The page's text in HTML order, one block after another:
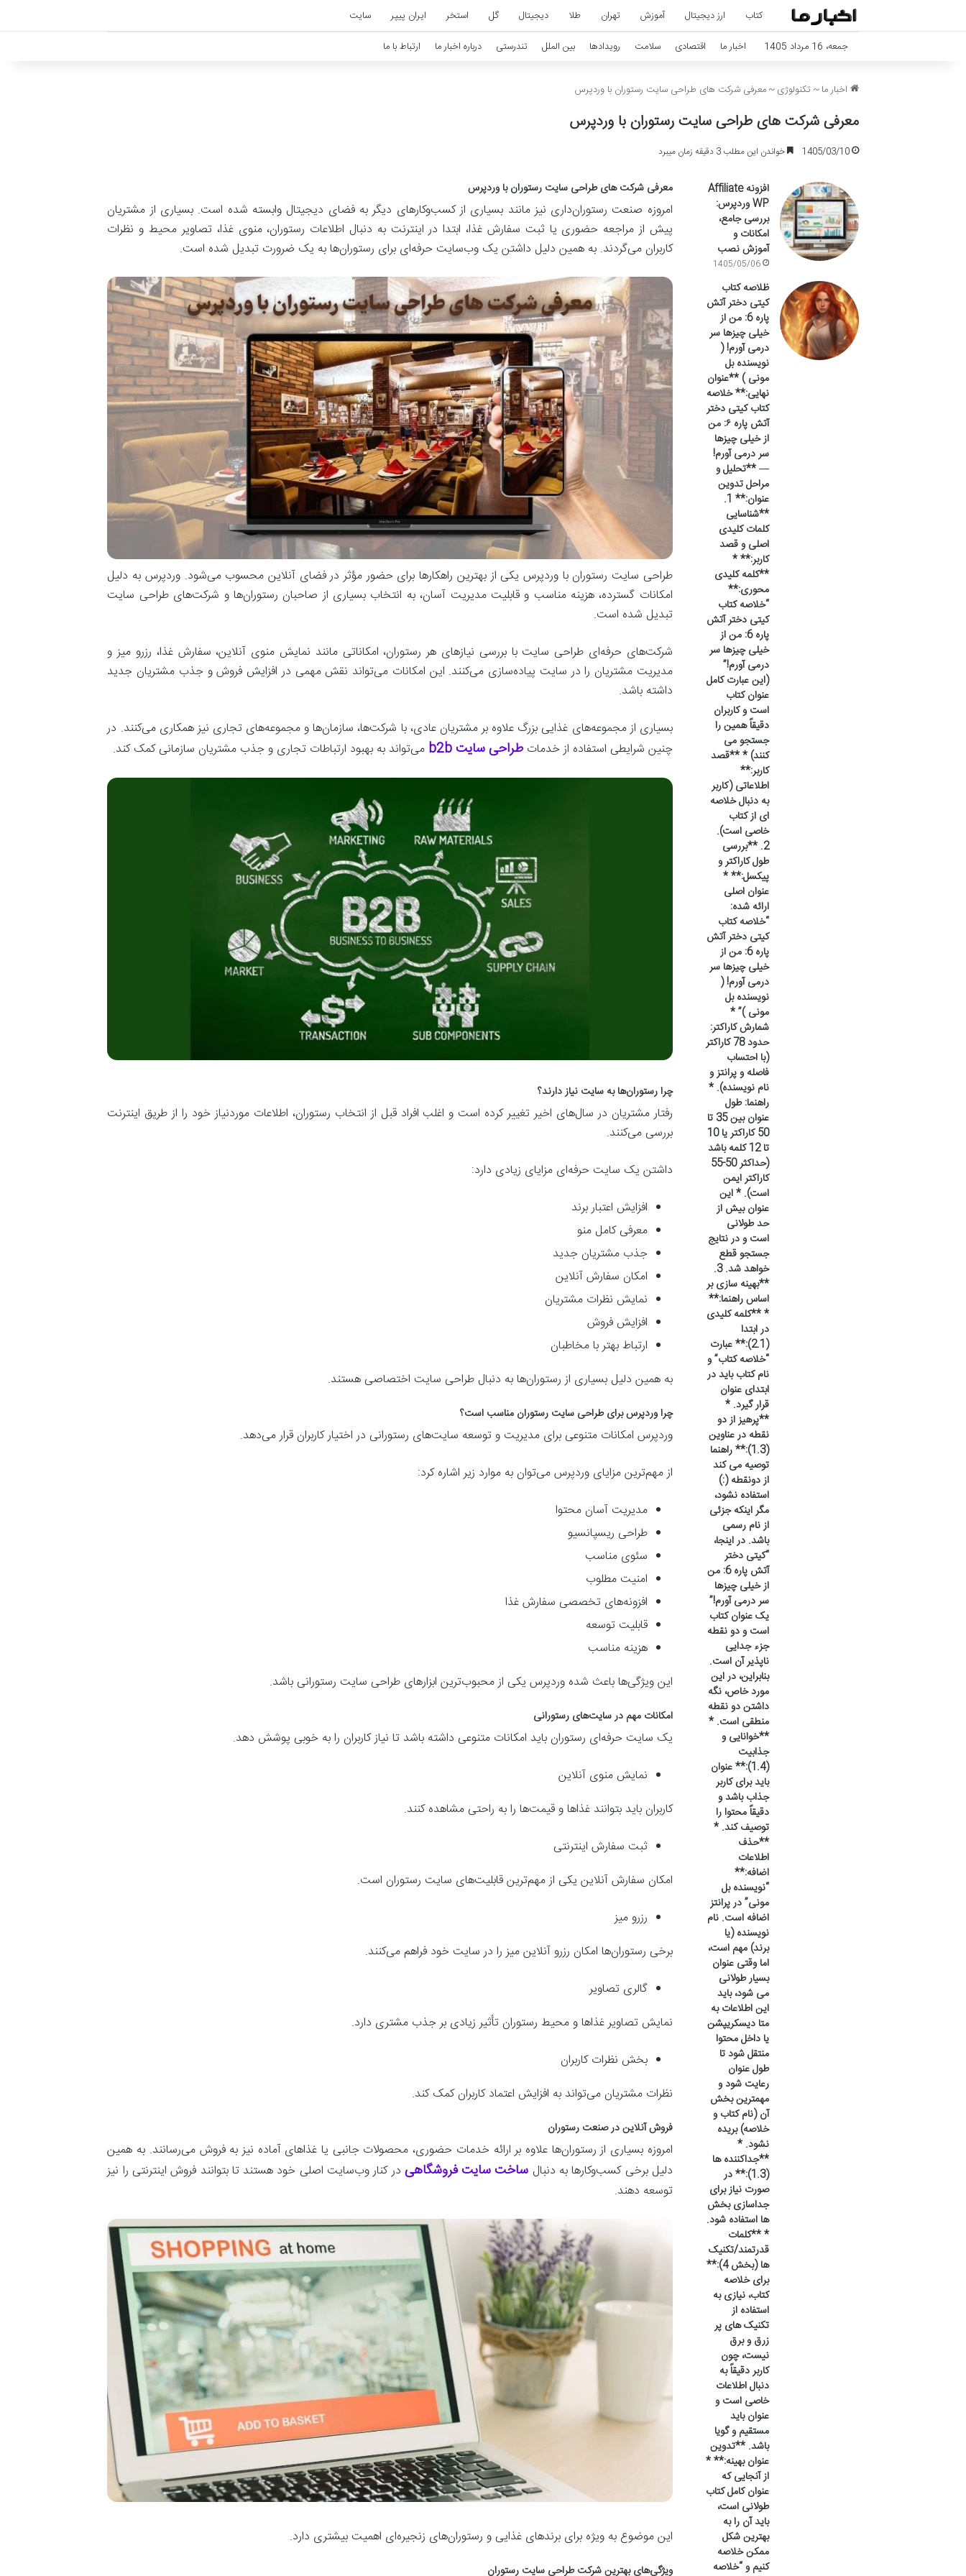
کتاب ارز دیجیتال آموزش تهران طلا دیجیتال گل استخر ایران پیپر
سایت
جمعه، 16 مرداد 1405
اخبار ما اقتصادی سلامت رویدادها بین الملل تندرستی درباره اخبار ما ارتباط با ما
اخبار ما ~ تکنولوژی ~ معرفی شرکت های طراحی سایت رستوران با وردپرس
معرفی شرکت های طراحی سایت رستوران با وردپرس
1405/03/10 خواندن این مطلب 3 دقیقه زمان میبرد
معرفی شرکت های طراحی سایت رستوران با وردپرس
امروزه صنعت رستوران‌داری نیز مانند بسیاری از کسب‌وکارهای دیگر به فضای دیجیتال وابسته شده است. بسیاری از مشتریان
پیش از مراجعه حضوری یا ثبت سفارش غذا، ابتدا در اینترنت به دنبال اطلاعات رستوران، منوی غذا، تصاویر محیط و نظرات
کاربران می‌گردند. به همین دلیل داشتن یک وب‌سایت حرفه‌ای برای رستوران‌ها به یک ضرورت تبدیل شده است.
طراحی سایت رستوران با وردپرس یکی از بهترین راهکارها برای حضور مؤثر در فضای آنلاین محسوب می‌شود. وردپرس به دلیل
امکانات گسترده، هزینه مناسب و قابلیت مدیریت آسان، به انتخاب بسیاری از صاحبان رستوران‌ها و شرکت‌های طراحی سایت
تبدیل شده است.
شرکت‌های حرفه‌ای طراحی سایت با بررسی نیازهای هر رستوران، امکاناتی مانند نمایش منوی آنلاین، سفارش غذا، رزرو میز و
مدیریت مشتریان را در سایت پیاده‌سازی می‌کنند. این امکانات می‌تواند نقش مهمی در افزایش فروش و جذب مشتریان جدید
داشته باشد.
بسیاری از مجموعه‌های غذایی بزرگ علاوه بر مشتریان عادی، با شرکت‌ها، سازمان‌ها و مجموعه‌های تجاری نیز همکاری می‌کنند. در
چنین شرایطی استفاده از خدماتطراحی سایت b2b می‌تواند به بهبود ارتباطات تجاری و جذب مشتریان سازمانی کمک کند.
چرا رستوران‌ها به سایت نیاز دارند؟
رفتار مشتریان در سال‌های اخیر تغییر کرده است و اغلب افراد قبل از انتخاب رستوران، اطلاعات موردنیاز خود را از طریق اینترنت
بررسی می‌کنند.
داشتن یک سایت حرفه‌ای مزایای زیادی دارد:
افزایش اعتبار برند
معرفی کامل منو
جذب مشتریان جدید
امکان سفارش آنلاین
نمایش نظرات مشتریان
افزایش فروش
ارتباط بهتر با مخاطبان
به همین دلیل بسیاری از رستوران‌ها به دنبال طراحی سایت اختصاصی هستند.
چرا وردپرس برای طراحی سایت رستوران مناسب است؟
وردپرس امکانات متنوعی برای مدیریت و توسعه سایت‌های رستورانی در اختیار کاربران قرار می‌دهد.
از مهم‌ترین مزایای وردپرس می‌توان به موارد زیر اشاره کرد:
مدیریت آسان محتوا
طراحی ریسپانسیو
سئوی مناسب
امنیت مطلوب
افزونه‌های تخصصی سفارش غذا
قابلیت توسعه
هزینه مناسب
این ویژگی‌ها باعث شده وردپرس یکی از محبوب‌ترین ابزارهای طراحی سایت رستورانی باشد.
امکانات مهم در سایت‌های رستورانی
یک سایت حرفه‌ای رستوران باید امکانات متنوعی داشته باشد تا نیاز کاربران را به خوبی پوشش دهد.
نمایش منوی آنلاین
کاربران باید بتوانند غذاها و قیمت‌ها را به راحتی مشاهده کنند.
ثبت سفارش اینترنتی
امکان سفارش آنلاین یکی از مهم‌ترین قابلیت‌های سایت رستوران است.
رزرو میز
برخی رستوران‌ها امکان رزرو آنلاین میز را در سایت خود فراهم می‌کنند.
گالری تصاویر
نمایش تصاویر غذاها و محیط رستوران تأثیر زیادی بر جذب مشتری دارد.
بخش نظرات کاربران
نظرات مشتریان می‌تواند به افزایش اعتماد کاربران کمک کند.
فروش آنلاین در صنعت رستوران
امروزه بسیاری از رستوران‌ها علاوه بر ارائه خدمات حضوری، محصولات جانبی یا غذاهای آماده نیز به فروش می‌رسانند. به همین
دلیل برخی کسب‌وکارها به دنبال ساخت سایت فروشگاهی در کنار وب‌سایت اصلی خود هستند تا بتوانند فروش اینترنتی را نیز
توسعه دهند.
این موضوع به ویژه برای برندهای غذایی و رستوران‌های زنجیره‌ای اهمیت بیشتری دارد.
ویژگی‌های بهترین شرکت طراحی سایت رستوران
افزونه Affiliate
WP وردپرس:
بررسی جامع،
امکانات و
آموزش نصب
1405/05/06
ظلاصه کتاب
کیتی دختر آتش
پاره 6: من از
خیلی چیزها سر
درمی آورم! (
نویسنده بل
مونی ) **عنوان
نهایی:** خلاصه
کتاب کیتی دختر
آتش پاره ۶: من
از خیلی چیزها
سر درمی آورم!
— **تحلیل و
مراحل تدوین
عنوان:** 1.
**شناسایی
کلمات کلیدی
اصلی و قصد
کاربر:** *
**کلمه کلیدی
محوری:**
“خلاصه کتاب
کیتی دختر آتش
پاره 6: من از
خیلی چیزها سر
درمی آورم!”
(این عبارت کامل
عنوان کتاب
است و کاربران
دقیقاً همین را
جستجو می
کنند) * **قصد
کاربر:**
اطلاعاتی (کاربر
به دنبال خلاصه
ای از کتاب
خاصی است).
2. **بررسی
طول کاراکتر و
پیکسل:** *
عنوان اصلی
ارائه شده:
“خلاصه کتاب
کیتی دختر آتش
پاره 6: من از
خیلی چیزها سر
درمی آورم! (
نویسنده بل
مونی )” *
شمارش کاراکتر:
حدود 78 کاراکتر
(با احتساب
فاصله و پرانتز و
نام نویسنده). *
راهنما: طول
عنوان بین 35 تا
50 کاراکتر یا 10
تا 12 کلمه باشد
(حداکثر 50-55
کاراکتر ایمن
است). * این
عنوان بیش از
حد طولانی
است و در نتایج
جستجو قطع
خواهد شد. 3.
**بهینه سازی بر
اساس راهنما:**
* **کلمه کلیدی
در ابتدا
(2.1):** عبارت
“خلاصه کتاب” و
نام کتاب باید در
ابتدای عنوان
قرار گیرد. *
**پرهیز از دو
نقطه در عناوین
(1.3):** راهنما
توصیه می کند
از دونقطه (:)
استفاده نشود،
مگر اینکه جزئی
از نام رسمی
باشد. در اینجا،
“کیتی دختر
آتش پاره 6: من
از خیلی چیزها
سر درمی آورم!”
یک عنوان کتاب
است و دو نقطه
جزء جدایی
ناپذیر آن است.
بنابراین، در این
مورد خاص، نگه
داشتن دو نقطه
منطقی است. *
**خوانایی و
جذابیت
(1.4):** عنوان
باید برای کاربر
جذاب باشد و
دقیقاً محتوا را
توصیف کند. *
**حذف
اطلاعات
اضافه:**
“نویسنده بل
مونی” در پرانتز
اضافه است. نام
نویسنده (یا
برند) مهم است،
اما وقتی عنوان
بسیار طولانی
می شود، باید
این اطلاعات به
متا دیسکریپشن
یا داخل محتوا
منتقل شود تا
طول عنوان
رعایت شود و
مهمترین بخش
آن (نام کتاب و
خلاصه) بریده
نشود. *
**جداکننده ها
(1.3):** در
صورت نیاز برای
جداسازی بخش
ها استفاده شود.
* **کلمات
قدرتمند/تکنیک
ها (بخش 4):**
برای خلاصه
کتاب، نیازی به
استفاده از
تکنیک های پر
زرق و برق
نیست، چون
کاربر دقیقاً به
دنبال اطلاعات
خاصی است و
عنوان باید
مستقیم و گویا
باشد. **تدوین
عنوان بهینه:** *
از آنجایی که
عنوان کامل کتاب
طولانی است،
باید آن را به
بهترین شکل
ممکن خلاصه
کنیم و “خلاصه